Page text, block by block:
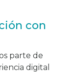
con
parte de
digital